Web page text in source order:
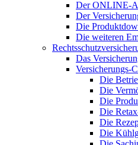
Der ONLINE-
Der
Die
Die weiteren
Das
Versicherungs-
Die
Die
Die
Die
Die
Die